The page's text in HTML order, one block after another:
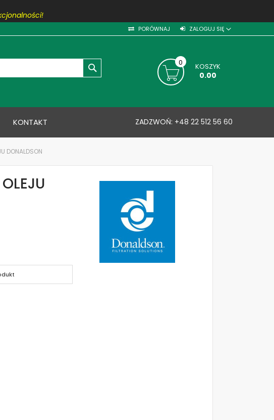
PORÓWNAJ ZALOGUJ SIĘ
KOSZYK
0.00
0
KONTAKT ZADZWOŃ: +48 22 512 56 60
DONALDSON